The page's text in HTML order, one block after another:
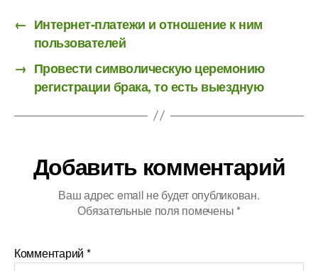
← Интернет-платежи и отношение к ним
пользователей
→ Провести символическую церемонию
регистрации брака, то есть выездную
Добавить комментарий
Ваш адрес email не будет опубликован.
Обязательные поля помечены *
Комментарий *